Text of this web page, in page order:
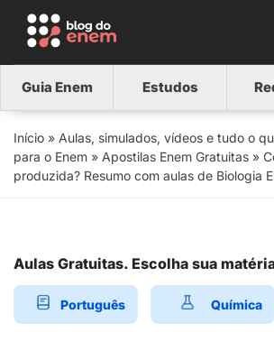
Guia Enem Estudos
Início » Aulas, simulados, vídeos e tudo o
para o Enem » Apostilas Enem Gratuitas »
produzida? Resumo com aulas de Biologia
Aulas Gratuitas. Escolha sua
Português Química